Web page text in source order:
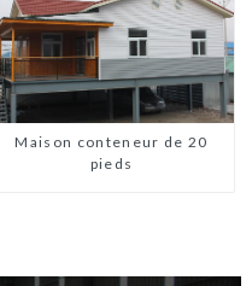
Maison conteneur de 20
pieds